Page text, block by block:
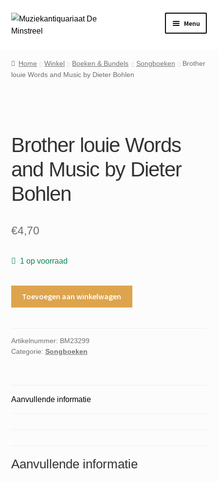
Ga
door
Ga
naar
Menu
Contact
Mijn account
Home Winkel Boeken & Bundels Songboeken
Brother
louie Words and Music by Dieter Bohlen
Brother louie Words
and Music by Dieter
Bohlen
€4,70
1 op voorraad
Music
by
Toevoegen aan winkelwagen
Artikelnummer: BM23299
Categorie: Songboeken
Aanvullende informatie
Aanvullende informatie